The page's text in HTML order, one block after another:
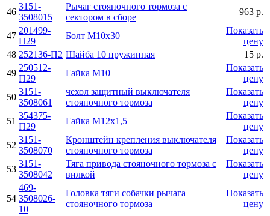
46
3151-
3508015
Рычаг стояночного тормоза с
сектором в сборе
963 р.
47
201499-
П29
Болт М10х30
Показать
цену
48 252136-П2 Шайба 10 пружинная
15 р.
49
250512-
П29
Гайка М10
Показать
цену
50
3151-
3508061
чехол защитный выключателя
стояночного тормоза
Показать
цену
51
354375-
П29
Гайка M12x1,5
Показать
цену
52
3151-
3508070
Кронштейн крепления выключателя
стояночного тормоза
Показать
цену
53
3151-
3508042
Тяга привода стояночного тормоза с
вилкой
Показать
цену
54
469-
3508026-
10
Головка тяги собачки рычага
стояночного тормоза
Показать
цену